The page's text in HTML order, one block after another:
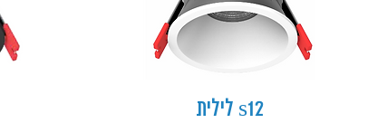
s12 לילית